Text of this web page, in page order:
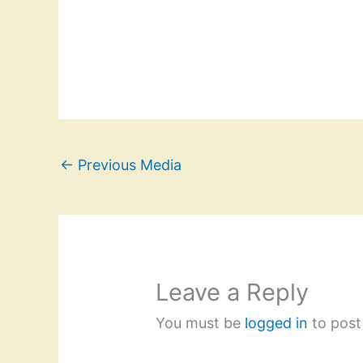
← Previous Media
Leave a Reply
You must be logged in to